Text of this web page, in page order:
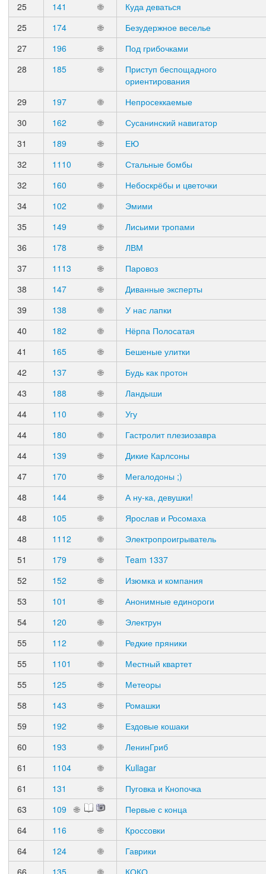
25
141 🌐
Куда деваться
25
174 🌐
Безудержное веселье
27
196 🌐
Под грибочками
28
185 🌐
Приступ беспощадного
ориентирования
29
197 🌐
Непросеккаемые
30
162 🌐
Сусанинский навигатор
31
189 🌐
ЕЮ
32
1110 🌐
Стальные бомбы
32
160 🌐
Небоскрёбы и цветочки
34
102 🌐
Эмими
35
149 🌐
Лисьими тропами
36
178 🌐
ЛВМ
37
1113 🌐
Паровоз
38
147 🌐
Диванные эксперты
39
138 🌐
У нас лапки
40
182 🌐
Нёрпа Полосатая
41
165 🌐
Бешеные улитки
42
137 🌐
Будь как протон
43
188 🌐
Ландыши
44
110 🌐
Угу
44
180 🌐
Гастролит плезиозавра
44
139 🌐
Дикие Карлсоны
47
170 🌐
Мегалодоны ;)
48
144 🌐
А ну-ка, девушки!
48
105 🌐
Ярослав и Росомаха
48
1112 🌐
Электропроигрыватель
51
179 🌐
Team 1337
52
152 🌐
Изюмка и компания
53
101 🌐
Анонимные единороги
54
120 🌐
Электрун
55
112 🌐
Редкие пряники
55
1101 🌐
Местный квартет
55
125 🌐
Метеоры
58
143 🌐
Ромашки
59
192 🌐
Ездовые кошаки
60
193 🌐
ЛенинГриб
61
1104 🌐
Kullagar
61
131 🌐
Пуговка и Кнопочка
63
109 🌐
Первые с конца
64
116 🌐
Кроссовки
64
124 🌐
Гаврики
66
135 🌐 КОКО